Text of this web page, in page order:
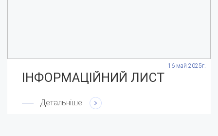
16 май 2025г.
ІНФОРМАЦІЙНИЙ ЛИСТ
Детальніше